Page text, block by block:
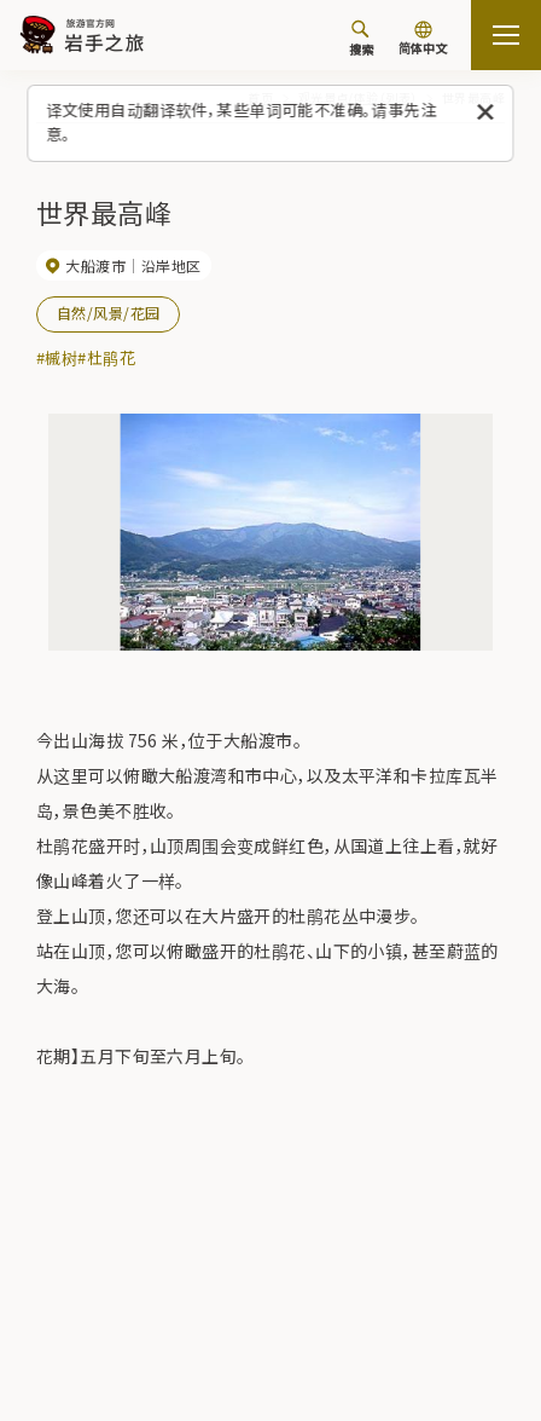
译文使用自动翻译软件，某些单词可能不准确。请事先注
意。
搜索 简体中文
世界最高峰
大船渡市 沿岸地区
自然/风景/花园
#槭树#杜鹃花
今出山海拔 756 米，位于大船渡市。
从这里可以俯瞰大船渡湾和市中心，以及太平洋和卡拉库瓦半
岛，景色美不胜收。
杜鹃花盛开时，山顶周围会变成鲜红色，从国道上往上看，就好
像山峰着火了一样。
登上山顶，您还可以在大片盛开的杜鹃花丛中漫步。
站在山顶，您可以俯瞰盛开的杜鹃花、山下的小镇，甚至蔚蓝的
大海。
花期】五月下旬至六月上旬。